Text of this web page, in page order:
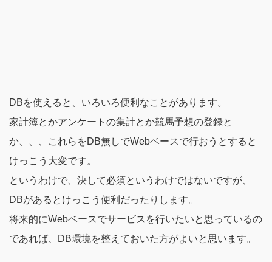
DBを使えると、いろいろ便利なことがあります。
家計簿とかアンケートの集計とか競馬予想の登録と
か、、、これらをDB無しでWebベースで行おうとすると
けっこう大変です。
というわけで、決して必須というわけではないですが、
DBがあるとけっこう便利だったりします。
将来的にWebベースでサービスを行いたいと思っているの
であれば、DB環境を整えておいた方がよいと思います。